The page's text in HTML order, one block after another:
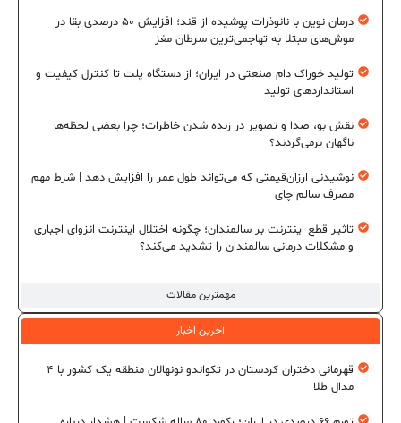
مهمترین مقالات
درمان نوین با نانوذرات پوشیده از قند؛ افزایش ۵۰ درصدی بقا در
موش‌های مبتلا به تهاجمی‌ترین سرطان مغز
تولید خوراک دام صنعتی در ایران؛ از دستگاه پلت تا کنترل کیفیت و
استانداردهای تولید
نقش بو، صدا و تصویر در زنده شدن خاطرات؛ چرا بعضی لحظه‌ها
ناگهان برمی‌گردند؟
نوشیدنی ارزان‌قیمتی که می‌تواند طول عمر را افزایش دهد | شرط مهم
مصرف سالم چای
تاثیر قطع اینترنت بر سالمندان؛ چگونه اختلال اینترنت انزوای اجباری
و مشکلات درمانی سالمندان را تشدید می‌کند؟
آخرین اخبار
قهرمانی دختران کردستان در تکواندو نونهالان منطقه یک کشور با ۴
مدال طلا